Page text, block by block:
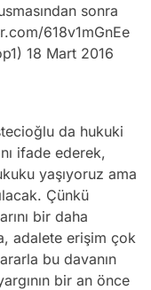
sonra
618v1mGnEe
18 Mart 2016
da hukuki
ifade ederek,
yaşıyoruz ama
Çünkü
bir daha
adalete erişim çok
bu davanın
bir an önce